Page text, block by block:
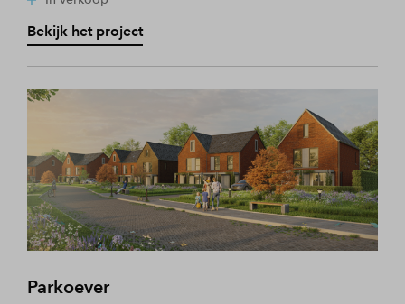
Bekijk het project
Parkoever